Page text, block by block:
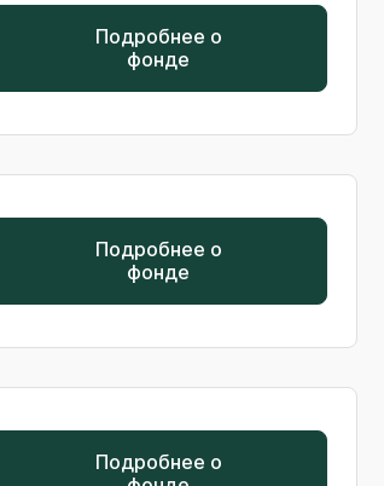
Подробнее о
фонде
Подробнее о
фонде
Подробнее о